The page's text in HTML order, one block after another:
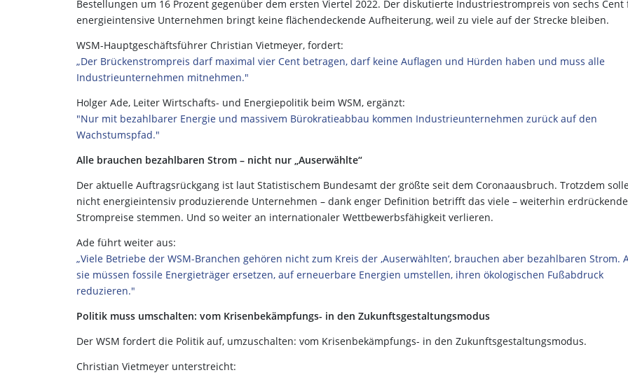
Bestellungen um 16 Prozent gegenüber dem ersten Viertel 2022. Der diskutierte Industriestrompreis von sechs Cent
energieintensive Unternehmen bringt keine flächendeckende Aufheiterung, weil zu viele auf der Strecke bleiben.
WSM-Hauptgeschäftsführer Christian Vietmeyer, fordert:
„Der Brückenstrompreis darf maximal vier Cent betragen, darf keine Auflagen und Hürden haben und muss alle
Industrieunternehmen mitnehmen."
Holger Ade, Leiter Wirtschafts- und Energiepolitik beim WSM, ergänzt:
"Nur mit bezahlbarer Energie und massivem Bürokratieabbau kommen Industrieunternehmen zurück auf den
Wachstumspfad."
Alle brauchen bezahlbaren Strom – nicht nur „Auserwählte“
Der aktuelle Auftragsrückgang ist laut Statistischem Bundesamt der größte seit dem Coronaausbruch. Trotzdem
nicht energieintensiv produzierende Unternehmen – dank enger Definition betrifft das viele – weiterhin erdrückende
Strompreise stemmen. Und so weiter an internationaler Wettbewerbsfähigkeit verlieren.
Ade führt weiter aus:
„Viele Betriebe der WSM-Branchen gehören nicht zum Kreis der ‚Auserwählten‘, brauchen aber bezahlbaren Strom.
sie müssen fossile Energieträger ersetzen, auf erneuerbare Energien umstellen, ihren ökologischen Fußabdruck
reduzieren."
Politik muss umschalten: vom Krisenbekämpfungs- in den Zukunftsgestaltungsmodus
Der WSM fordert die Politik auf, umzuschalten: vom Krisenbekämpfungs- in den Zukunftsgestaltungsmodus.
Christian Vietmeyer unterstreicht: